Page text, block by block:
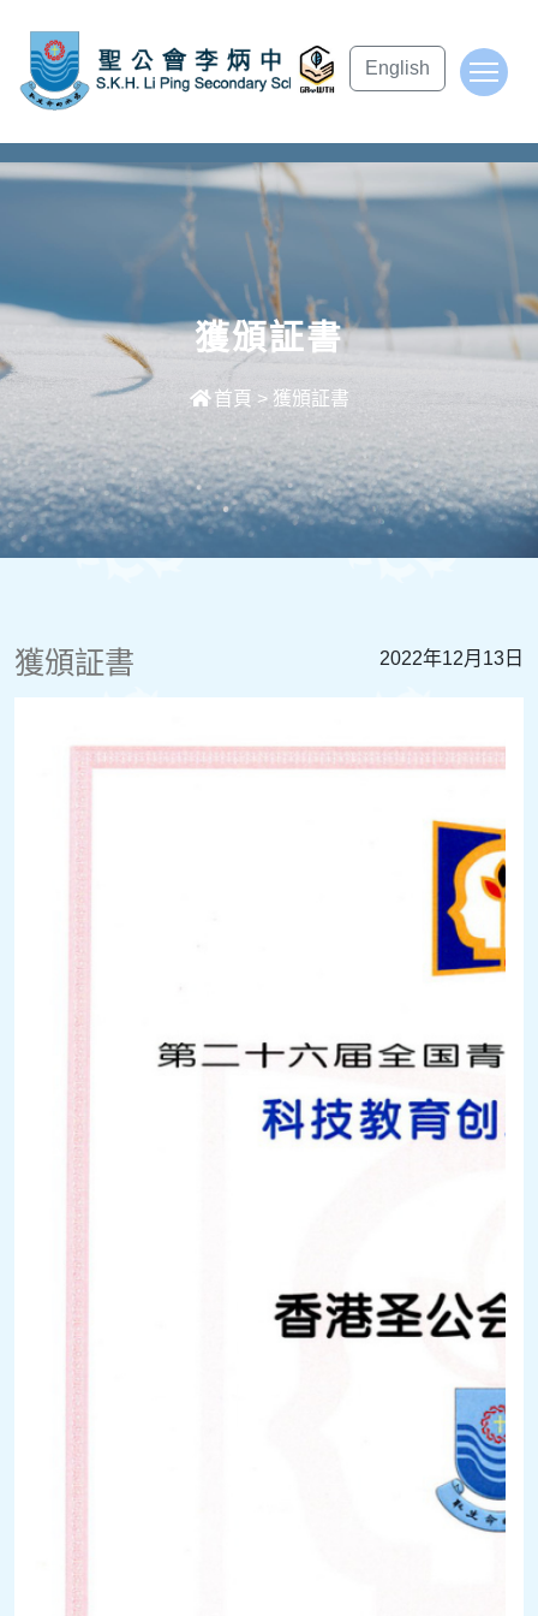
English
獲頒証書
首頁 > 獲頒証書
獲頒証書 2022年12月13日